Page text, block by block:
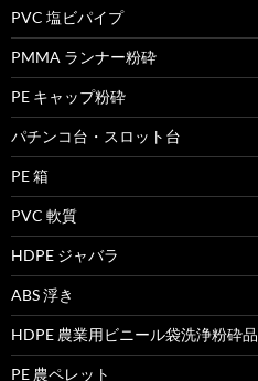
PVC 塩ビパイプ
PMMA ランナー粉砕
PE キャップ粉砕
パチンコ台・スロット台
PE 箱
PVC 軟質
HDPE ジャバラ
ABS 浮き
HDPE 農業用ビニール袋洗浄粉砕品
PE 農ペレット